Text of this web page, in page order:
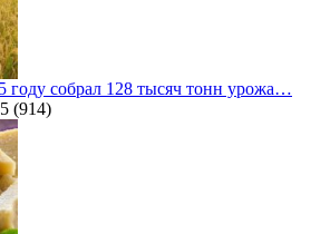
году собрал 128 тысяч тонн урожа…
(914)